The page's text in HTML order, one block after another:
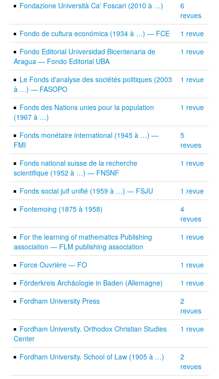
Fondazione Università Ca' Foscari (2010 à …)
6
revues
Fondo de cultura económica (1934 à …) — FCE
1 revue
Fondo Editorial Universidad Bicentenaria de
Aragua — Fondo Editorial UBA
1 revue
Le Fonds d'analyse des sociétés politiques (2003
à …) — FASOPO
1 revue
Fonds des Nations unies pour la population
(1967 à …)
1 revue
Fonds monétaire international (1945 à …) —
FMI
5
revues
Fonds national suisse de la recherche
scientifique (1952 à …) — FNSNF
1 revue
Fonds social juif unifié (1959 à …) — FSJU
1 revue
Fontemoing (1875 à 1958)
4
revues
For the learning of mathematics Publishing
association — FLM publishing association
1 revue
Force Ouvrière — FO
1 revue
Förderkreis Archäologie in Baden (Allemagne)
1 revue
Fordham University Press
2
revues
Fordham University. Orthodox Christian Studies
Center
1 revue
Fordham University. School of Law (1905 à …)
2
revues